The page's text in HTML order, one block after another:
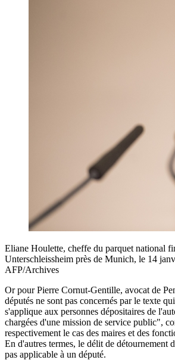
Eliane Houlette, cheffe du parquet national
Unterschleissheim près de Munich, le 14
AFP/Archives
Or pour Pierre Cornut-Gentille, avocat de
députés ne sont pas concernés par le texte
s'applique aux personnes dépositaires de
chargées d'une mission de service public",
respectivement le cas des maires et des
En d'autres termes, le délit de détournement
pas applicable à un député.